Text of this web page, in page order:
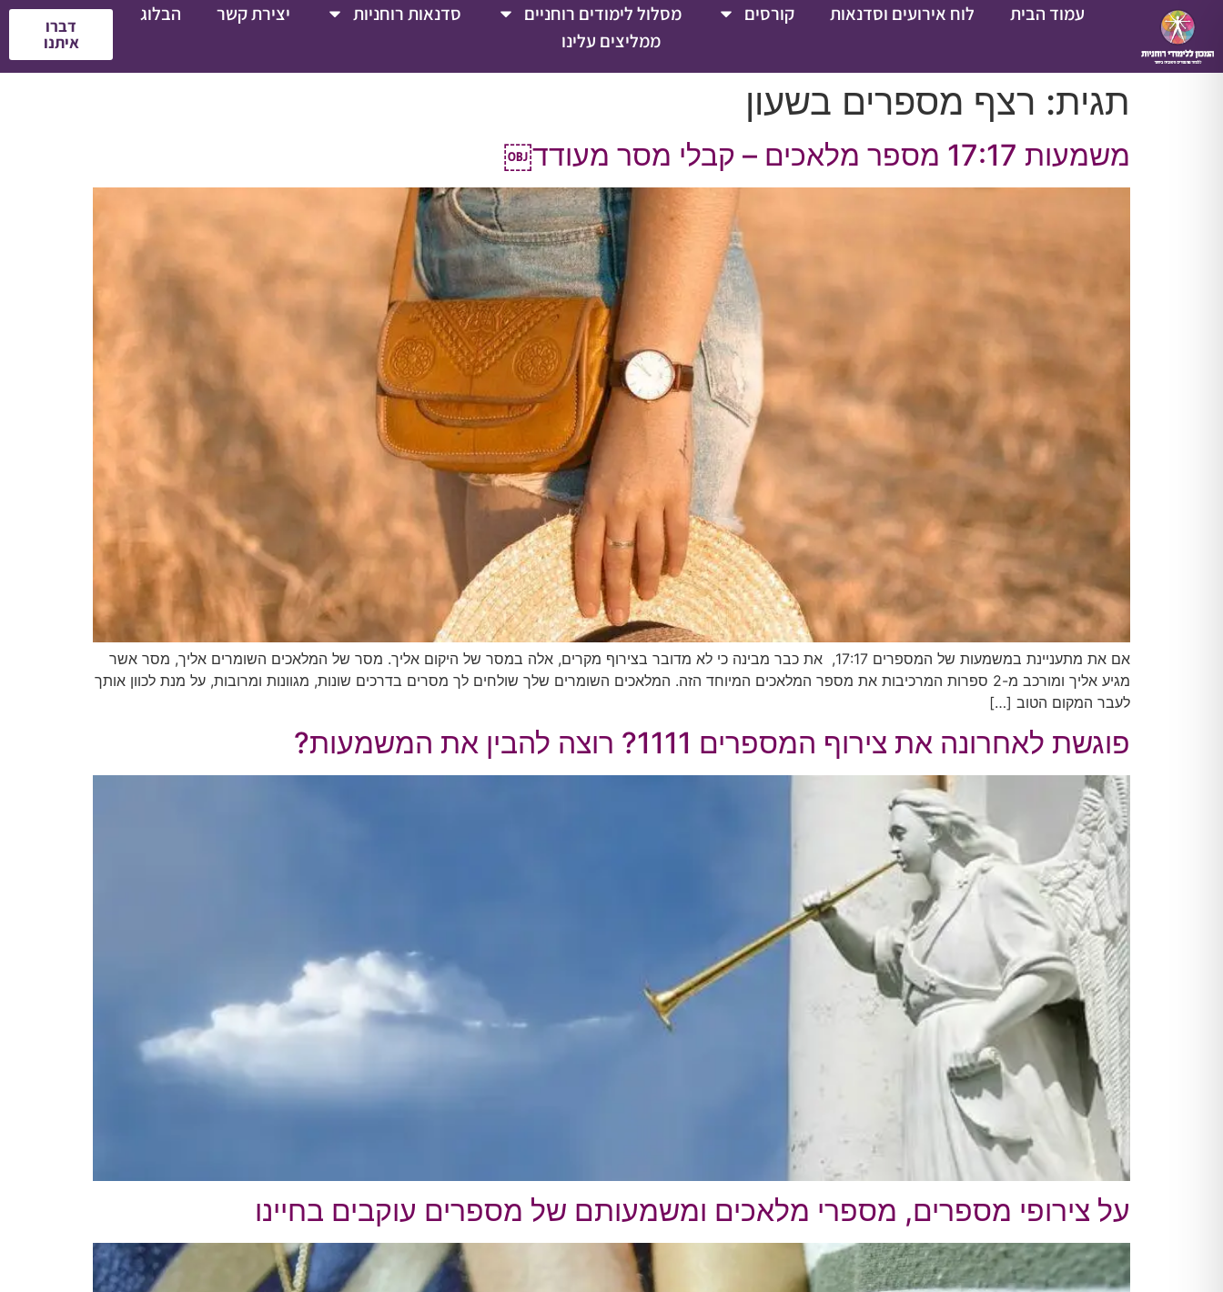
עמוד הבית לוח אירועים וסדנאות קורסים מסלול לימודים רוחניים סדנאות רוחניות יצירת קשר
הבלוג
ממליצים עלינו
דברו
איתנו
תגית: רצף מספרים בשעון
משמעות 17:17 מספר מלאכים – קבלי מסר מעודד￼
אם את מתעניינת במשמעות של המספרים 17:17, את כבר מבינה כי לא מדובר בצירוף מקרים, אלה במסר של היקום אליך. מסר של המלאכים השומרים אליך, מסר אשר
מגיע אליך ומורכב מ-2 ספרות המרכיבות את מספר המלאכים המיוחד הזה. המלאכים השומרים שלך שולחים לך מסרים בדרכים שונות, מגוונות ומרובות, על מנת לכוון אותך
לעבר המקום הטוב […]
פוגשת לאחרונה את צירוף המספרים 1111? רוצה להבין את המשמעות?
על צירופי מספרים, מספרי מלאכים ומשמעותם של מספרים עוקבים בחיינו